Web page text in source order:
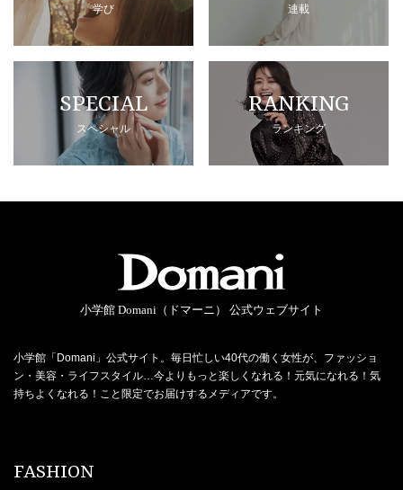
学び 連載
SPECIAL
スペシャル
RANKING
ランキング
小学館 Domani（ドマーニ） 公式ウェブサイト
小学館「Domani」公式サイト。毎日忙しい40代の働く女性が、ファッショ
ン・美容・ライフスタイル…今よりもっと楽しくなれる！元気になれる！気
持ちよくなれる！こと限定でお届けするメディアです。
FASHION